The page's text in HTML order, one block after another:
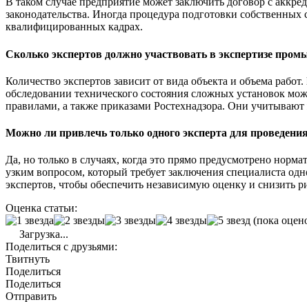
законодательства. Иногда процедура подготовки
квалифицированных кадрах.
Сколько экспертов должно участвовать в экспертизе
Количество экспертов зависит от вида объекта и объема
обследовании технического состояния сложных установок
правилами, а также приказами Ростехнадзора. Они учитывают
Можно ли привлечь только одного эксперта для
Да, но только в случаях, когда это прямо предусмотрено
узким вопросом, который требует заключения специалиста
экспертов, чтобы обеспечить независимую оценку и снизить
Оценка статьи:
(пока
Загрузка...
Поделиться с друзьями:
Твитнуть
Поделиться
Поделиться
Отправить